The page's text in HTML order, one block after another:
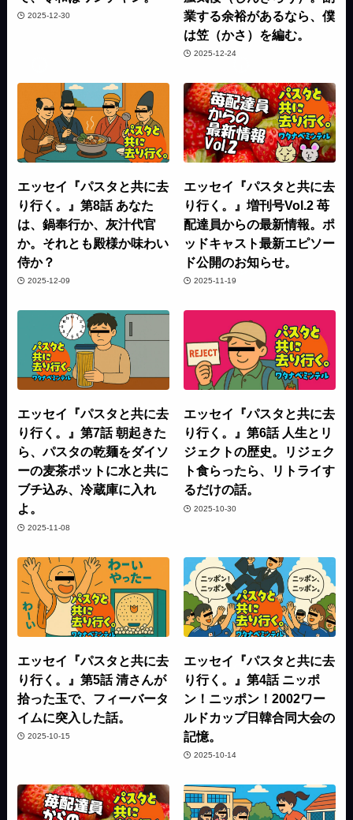
2025-12-30
業する余裕があるなら、僕
は笠（かさ）を編む。
2025-12-24
エッセイ『パスタと共に去
り行く。』第8話 あなた
は、鍋奉行か、灰汁代官
か。それとも殿様か味わい
侍か？
2025-12-09
エッセイ『パスタと共に去
り行く。』増刊号Vol.2 苺
配達員からの最新情報。ポ
ッドキャスト最新エピソー
ド公開のお知らせ。
2025-11-19
エッセイ『パスタと共に去
り行く。』第7話 朝起きた
ら、パスタの乾麺をダイソ
ーの麦茶ポットに水と共に
ブチ込み、冷蔵庫に入れ
よ。
2025-11-08
エッセイ『パスタと共に去
り行く。』第6話 人生とリ
ジェクトの歴史。リジェク
ト食らったら、リトライす
るだけの話。
2025-10-30
エッセイ『パスタと共に去
り行く。』第5話 清さんが
拾った玉で、フィーバータ
イムに突入した話。
2025-10-15
エッセイ『パスタと共に去
り行く。』第4話 ニッポ
ン！ニッポン！2002ワー
ルドカップ日韓合同大会の
記憶。
2025-10-14